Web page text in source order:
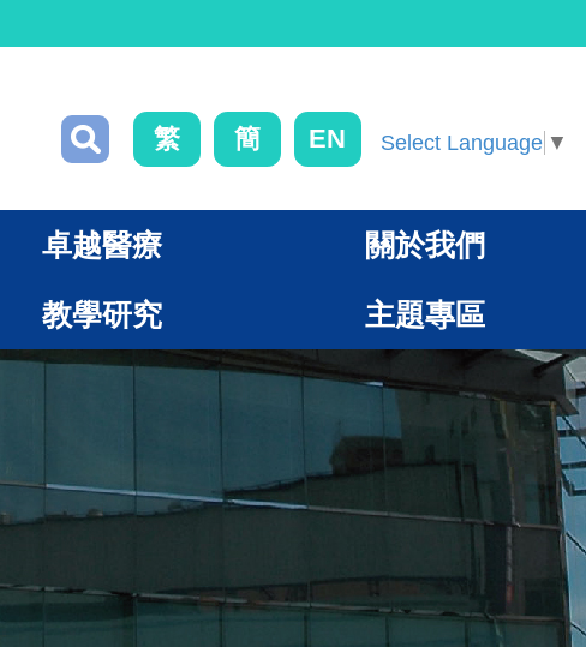
繁 簡 EN Select Language ▼
卓越醫療 關於我們
教學研究 主題專區